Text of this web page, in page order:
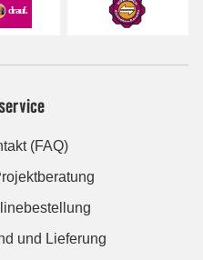
(FAQ)
und Lieferung